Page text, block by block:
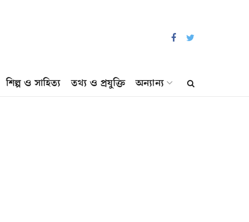
শিল্প ও সাহিত্য তথ্য ও প্রযুক্তি অন্যান্য